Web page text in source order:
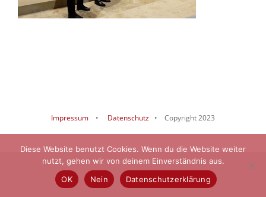
Impressum • Datenschutz • Copyright 2023
Diese Website benutzt Cookies. Wenn du die Website weiter
nutzt, gehen wir von deinem Einverständnis aus.
OK
Nein Datenschutzerklärung